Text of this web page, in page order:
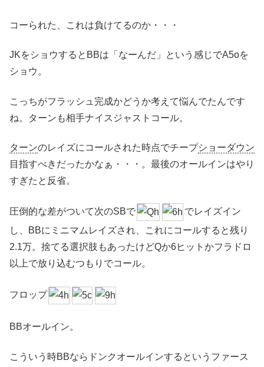
コーられた、これは負けてるのか・・・
JKをショウするとBBは「なーんだ」という感じでA5oを
ショウ。
こっちがフラッシュ完成かどうか考えて悩んでたんです
ね。ターンも相手ナイスジャストコール。
ターンのレイズにコールされた時点でチープショーダウン
目指すべきだったかなぁ・・・。最後のオールインはやり
すぎたと反省。
圧倒的な差がついて次のSBで
でレイズイン
し、BBにミニマムレイズされ、これにコールすると残り
2.1万。捨てる選択肢もあったけどQか6ヒットかフラドロ
以上で放り込むつもりでコール。
フロップ
BBオールイン。
こういう時BBならドンクオールインするというファース